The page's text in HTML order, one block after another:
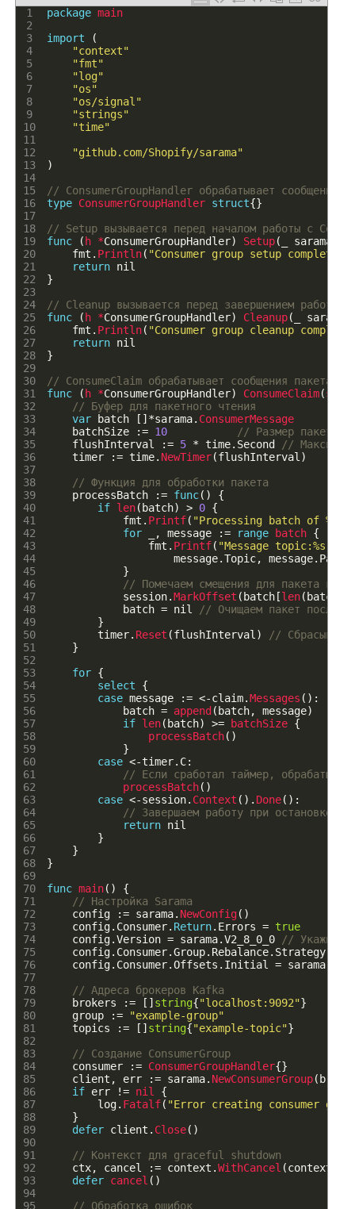
1
2
3
4
5
6
7
8
9
10
11
12
13
14
15
16
17
18
19
20
21
22
23
24
25
26
27
28
29
30
31
32
33
34
35
36
37
38
39
40
41
42
43
44
45
46
47
48
49
50
51
52
53
54
55
56
57
58
59
60
61
62
63
64
65
66
67
68
69
70
71
72
73
74
75
76
77
78
79
80
81
82
83
84
85
86
87
88
89
90
91
92
93
94
95
package main
import
(
"context"
"fmt"
"log"
"os"
"os/signal"
"strings"
"time"
"github.com/Shopify/sarama"
)
// ConsumerGroupHandler обрабатывает сообщения
type ConsumerGroupHandler struct{}
// Setup вызывается перед началом работы с
func
( h *ConsumerGroupHandler) Setup( sarama
fmt . Println( "Consumer group setup completed"
return nil
}
// Cleanup вызывается перед завершением работы с
func
( h *ConsumerGroupHandler) Cleanup( sarama
fmt . Println( "Consumer group cleanup
return nil
}
// ConsumeClaim обрабатывает сообщения пакетами
func
( h *ConsumerGroupHandler) ConsumeClaim(
// Буфер для пакетного чтения
var
batch [ ] *sarama. ConsumerMessage
batchSize
:= 10
// Размер пакета
flushInterval
:= 5 * time. Second
//
timer
:= time. NewTimer(flushInterval )
// Функция для обработки пакета
processBatch
:= func( )
{
if len( batch) > 0 {
fmt . Printf( "Processing batch of %d
for
, message := range batch {
fmt . Printf( "Message topic:%s
message.Topic, message.
}
// Помечаем смещения для пакета как
session.MarkOffset ( batch [len( batch
batch = nil
// Очищаем пакет после
}
timer. Reset (flushInterval )
// Сбрасываем
}
for {
select
{
case message := <-claim.Messages ( ) :
batch = append ( batch, message)
if len( batch) >= batchSize {
processBatch( )
}
case <-timer. C:
// Если сработал таймер,
processBatch( )
case <-session. Context ( ) . Done( ) :
// Завершаем работу при остановке
return nil
}
}
}
func main( )
{
// Настройка Sarama
config
:= sarama. NewConfig( )
config. Consumer. Return. Errors = true
config.Version = sarama.V2_8_0_0
// Укажите
config. Consumer.Group. Rebalance. Strategy
config. Consumer.Offsets . Initial = sarama
// Адреса брокеров Kafka
brokers
:= [ ] string{"localhost:9092"}
group
:=
"example-group"
topics
:= [ ] string{"example-topic"}
// Создание ConsumerGroup
consumer
:= ConsumerGroupHandler{}
client , err := sarama. NewConsumerGroup(
if err != nil
{
log. Fatalf( "Error creating consumer
}
defer client . Close( )
// Контекст для graceful shutdown
ctx, cancel := context .WithCancel (context
defer cancel ( )
// Обработка ошибок